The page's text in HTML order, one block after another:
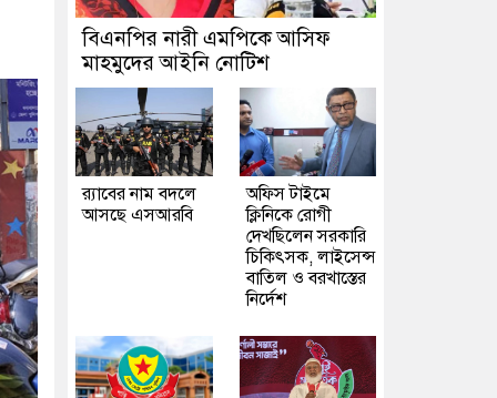
বিএনপির নারী এমপিকে আসিফ
মাহমুদের আইনি নোটিশ
র‍্যাবের নাম বদলে
আসছে এসআরবি
অফিস টাইমে
ক্লিনিকে রোগী
দেখছিলেন সরকারি
চিকিৎসক, লাইসেন্স
বাতিল ও বরখাস্তের
নির্দেশ